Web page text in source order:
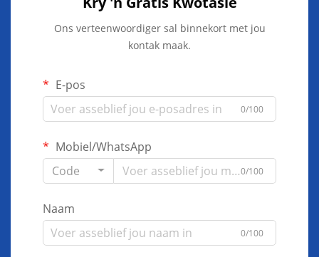
Ons verteenwoordiger sal binnekort met jou
kontak maak.
E-pos
0/100
Mobiel/WhatsApp
Code
0/100
Naam
0/100